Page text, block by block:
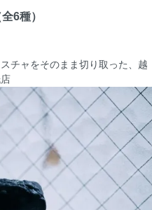
6種）
チャをそのまま切り取った、越